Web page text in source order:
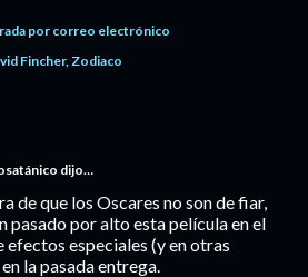
por correo electrónico
Fincher Zodiaco
dijo…
de que los Oscares no son de fiar,
pasado por alto esta película en el
efectos especiales (y en otras
la pasada entrega.